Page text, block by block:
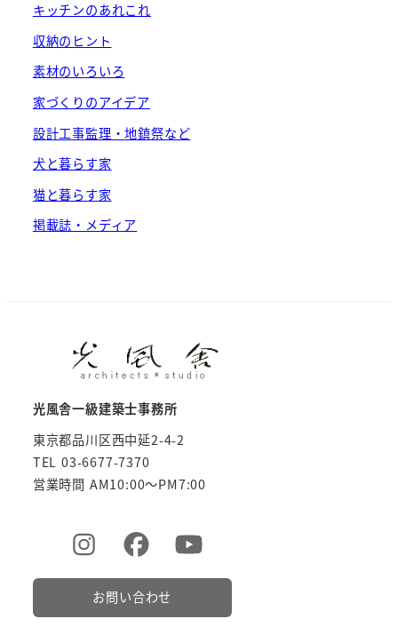
キッチンのあれこれ
収納のヒント
素材のいろいろ
家づくりのアイデア
設計工事監理・地鎮祭など
犬と暮らす家
猫と暮らす家
掲載誌・メディア
光風舎一級建築士事務所
東京都品川区西中延2-4-2
TEL 03-6677-7370
営業時間 AM10:00～PM7:00
お問い合わせ